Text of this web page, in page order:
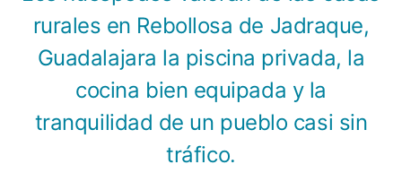
rurales en Rebollosa de Jadraque,
Guadalajara la piscina privada, la
cocina bien equipada y la
tranquilidad de un pueblo casi sin
tráfico.